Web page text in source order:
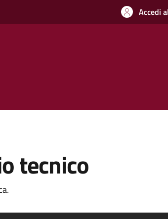
Accedi
tecnico